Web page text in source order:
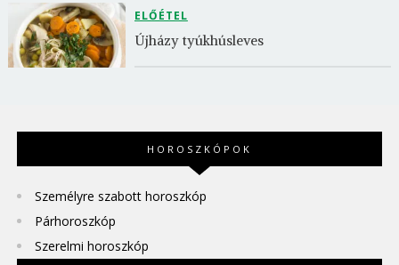
ELŐÉTEL
Újházy tyúkhúsleves
HOROSZKÓPOK
Személyre szabott horoszkóp
Párhoroszkóp
Szerelmi horoszkóp